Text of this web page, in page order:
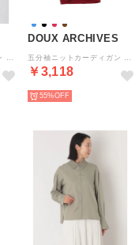
DOUX ARCHIVES
￥3,118
55%